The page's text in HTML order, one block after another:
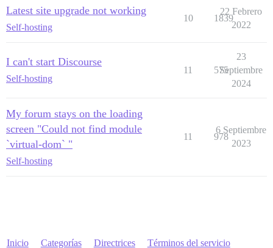
Latest site upgrade not working
Self-hosting
10 1839
22 Febrero
2022
I can't start Discourse
Self-hosting
11 575
23
Septiembre
2024
My forum stays on the loading
screen "Could not find module
`virtual-dom` "
Self-hosting
11 978
6 Septiembre
2023
Inicio Categorías Directrices Términos del servicio